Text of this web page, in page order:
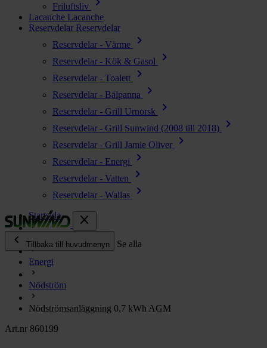
Friluftsliv
Lacanche Lacanche
Reservdelar Reservdelar
Reservdelar - Värme
chevron_right
Reservdelar - Kök & Gasol chevron_right
Reservdelar - Toalett chevron_right
Reservdelar - Bålpanna chevron_right
Reservdelar - Grill Urnorsk chevron_right
Reservdelar - Grill Sunwind (2008 till 2018) chevron_right
Reservdelar - Grill Jamie Oliver chevron_right
Reservdelar - Energi chevron_right
Reservdelar - Vatten chevron_right
Reservdelar - Wallas
chevron_right
close
chevron_left
Tillbaka till huvudmenyn Se alla
Energi
Kök & Gasol
Värme chevron_right
Vatten
Startsida
Energi
Nödström
Nödströmsanläggning 0,7 kWh AGM
Art.nr 860199